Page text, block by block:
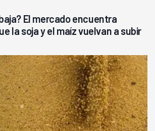
El mercado encuentra
la soja y el maíz vuelvan a subir